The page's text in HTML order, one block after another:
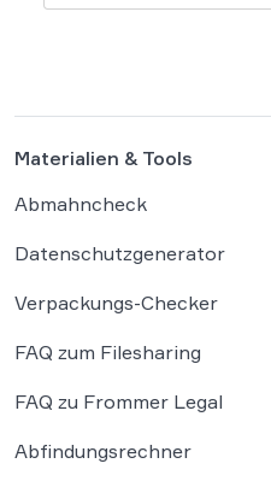
automatisierten KI-
Materialien & Tools
Abmahncheck
Datenschutzgenerator
Verpackungs-Checker
FAQ zum Filesharing
FAQ zu Frommer Legal
Abfindungsrechner